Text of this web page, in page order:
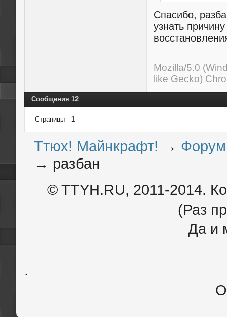
Спасибо,
узнать
Mozilla/5.0
like Gecko)
Сообщения 12
Страницы 1
Ттюх! Майнкрафт! → Форум
→ разбан
© TTYH.RU, 2011-2014.
(Раз
Да и
.